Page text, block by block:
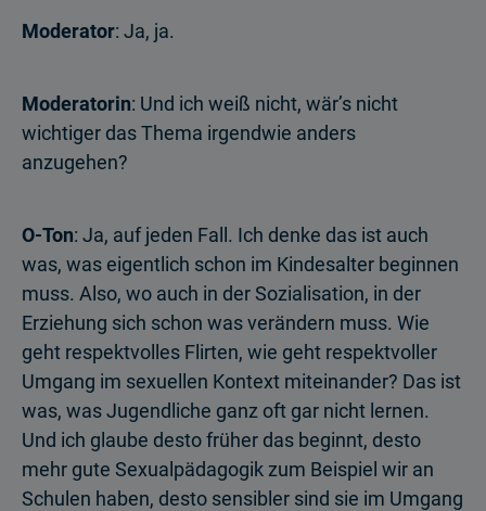
Moderator: Ja, ja.
Moderatorin: Und ich weiß nicht, wär’s nicht
wichtiger das Thema irgendwie anders
anzugehen?
O-Ton: Ja, auf jeden Fall. Ich denke das ist auch
was, was eigentlich schon im Kindesalter beginnen
muss. Also, wo auch in der Sozialisation, in der
Erziehung sich schon was verändern muss. Wie
geht respektvolles Flirten, wie geht respektvoller
Umgang im sexuellen Kontext miteinander? Das ist
was, was Jugendliche ganz oft gar nicht lernen.
Und ich glaube desto früher das beginnt, desto
mehr gute Sexualpädagogik zum Beispiel wir an
Schulen haben, desto sensibler sind sie im Umgang